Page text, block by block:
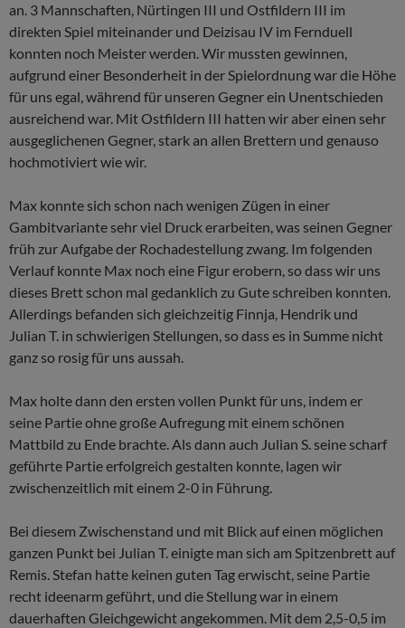
an. 3 Mannschaften, Nürtingen III und Ostfildern III im
direkten Spiel miteinander und Deizisau IV im Fernduell
konnten noch Meister werden. Wir mussten gewinnen,
aufgrund einer Besonderheit in der Spielordnung war die Höhe
für uns egal, während für unseren Gegner ein Unentschieden
ausreichend war. Mit Ostfildern III hatten wir aber einen sehr
ausgeglichenen Gegner, stark an allen Brettern und genauso
hochmotiviert wie wir.
Max konnte sich schon nach wenigen Zügen in einer
Gambitvariante sehr viel Druck erarbeiten, was seinen Gegner
früh zur Aufgabe der Rochadestellung zwang. Im folgenden
Verlauf konnte Max noch eine Figur erobern, so dass wir uns
dieses Brett schon mal gedanklich zu Gute schreiben konnten.
Allerdings befanden sich gleichzeitig Finnja, Hendrik und
Julian T. in schwierigen Stellungen, so dass es in Summe nicht
ganz so rosig für uns aussah.
Max holte dann den ersten vollen Punkt für uns, indem er
seine Partie ohne große Aufregung mit einem schönen
Mattbild zu Ende brachte. Als dann auch Julian S. seine scharf
geführte Partie erfolgreich gestalten konnte, lagen wir
zwischenzeitlich mit einem 2-0 in Führung.
Bei diesem Zwischenstand und mit Blick auf einen möglichen
ganzen Punkt bei Julian T. einigte man sich am Spitzenbrett auf
Remis. Stefan hatte keinen guten Tag erwischt, seine Partie
recht ideenarm geführt, und die Stellung war in einem
dauerhaften Gleichgewicht angekommen. Mit dem 2,5-0,5 im